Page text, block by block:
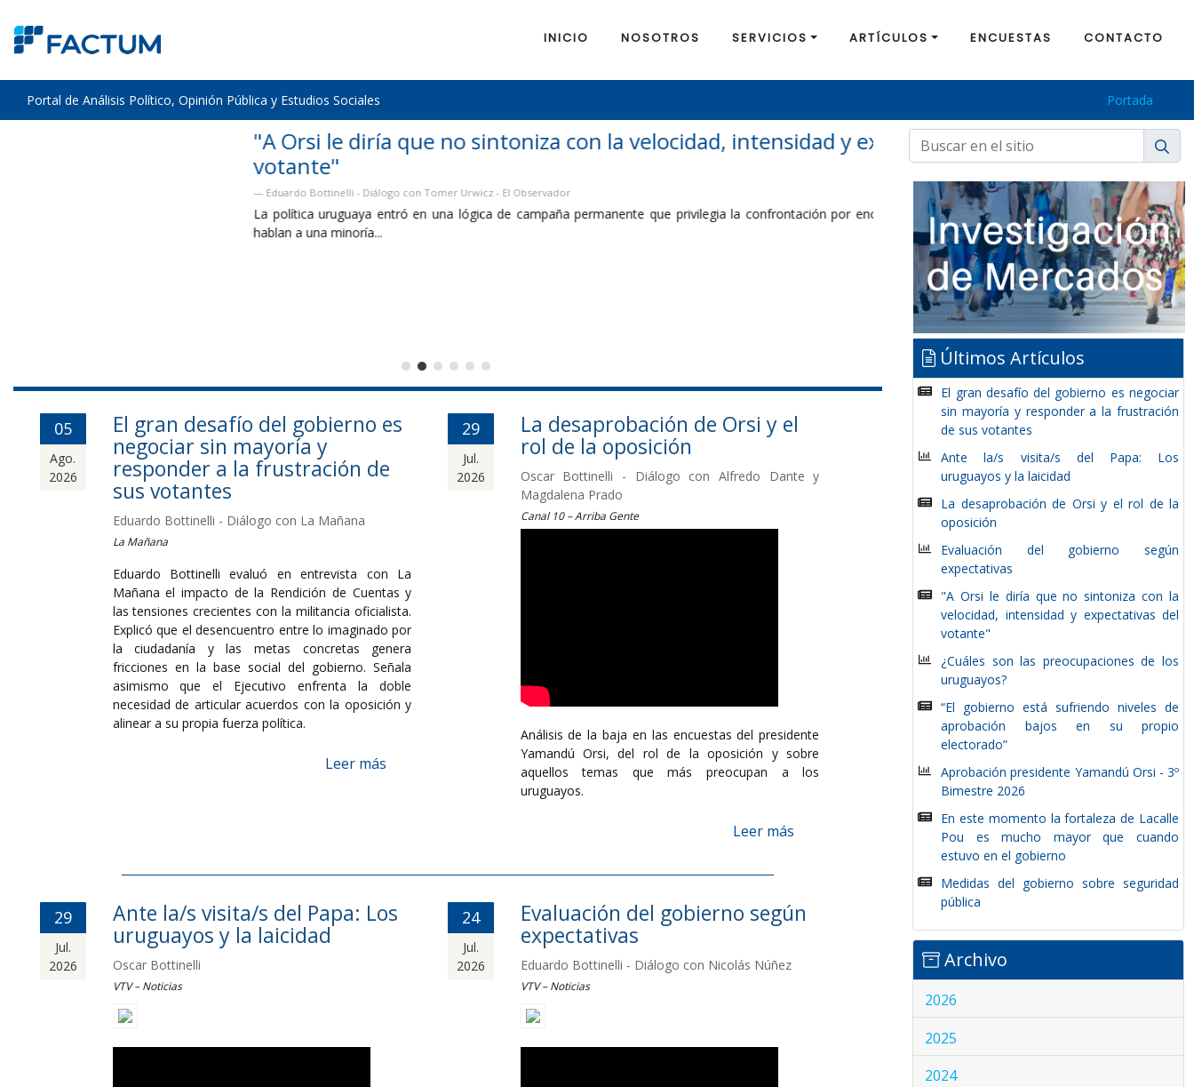
INICIO NOSOTROS SERVICIOS ARTÍCULOS ENCUESTAS CONTACTO
Portal de Análisis Político, Opinión Pública y Estudios Sociales Portada
"A Orsi le diría que no sintoniza con la velocidad, intensidad y expectativas del
Eduardo Bottinelli - Diálogo con Tomer Urwicz - El Observador
La política uruguaya entró en una lógica de campaña permanente que privilegia la confrontación por encima de las soluciones y los políticos le
05
Ago.
2026
El gran desafío del gobierno es
negociar sin mayoría y
responder a la frustración de
sus votantes
Eduardo Bottinelli - Diálogo con La Mañana
La Mañana
Eduardo Bottinelli evaluó en entrevista con La
Mañana el impacto de la Rendición de Cuentas y
las tensiones crecientes con la militancia oficialista.
Explicó que el desencuentro entre lo imaginado por
la ciudadanía y las metas concretas genera
fricciones en la base social del gobierno. Señala
asimismo que el Ejecutivo enfrenta la doble
necesidad de articular acuerdos con la oposición y
alinear a su propia fuerza política.
Leer más
29
Jul.
2026
La desaprobación de Orsi y el
rol de la oposición
Oscar Bottinelli - Diálogo con Alfredo Dante y
Magdalena Prado
Canal 10 – Arriba Gente
Análisis de la baja en las encuestas del presidente
Yamandú Orsi, del rol de la oposición y sobre
aquellos temas que más preocupan a los
uruguayos.
Leer más
29
Jul.
2026
Ante la/s visita/s del Papa: Los
uruguayos y la laicidad
Oscar Bottinelli
VTV – Noticias
24
Jul.
2026
Evaluación del gobierno según
expectativas
Eduardo Bottinelli - Diálogo con Nicolás Núñez
VTV – Noticias
Últimos Artículos
El gran desafío del gobierno es negociar
sin mayoría y responder a la frustración
de sus votantes
Ante la/s visita/s del Papa: Los
uruguayos y la laicidad
La desaprobación de Orsi y el rol de la
oposición
Evaluación del gobierno según
expectativas
"A Orsi le diría que no sintoniza con la
velocidad, intensidad y expectativas del
votante"
¿Cuáles son las preocupaciones de los
uruguayos?
“El gobierno está sufriendo niveles de
aprobación bajos en su propio
electorado”
Aprobación presidente Yamandú Orsi - 3º
Bimestre 2026
En este momento la fortaleza de Lacalle
Pou es mucho mayor que cuando
estuvo en el gobierno
Medidas del gobierno sobre seguridad
pública
Archivo
2026
2025
2024